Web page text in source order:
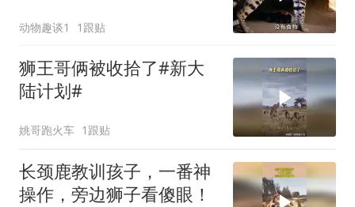
动物趣谈1 1跟贴
狮王哥俩被收拾了#新大
陆计划#
姚哥跑火车 1跟贴
长颈鹿教训孩子，一番神
操作，旁边狮子看傻眼！